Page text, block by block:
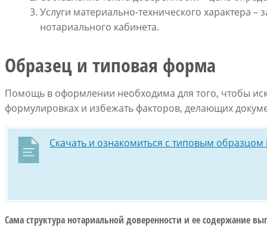
Услуги материально-технического характера
нотариального кабинета.
Образец и типовая форма
Помощь в оформлении необходима для того, чтобы
формулировках и избежать факторов, делающих
Скачать и ознакомиться с типовым
Сама структура нотариальной доверенности и ее содержание